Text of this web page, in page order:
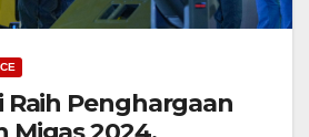
Raih Penghargaan